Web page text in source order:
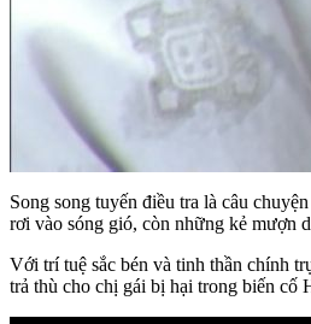
Song song tuyến điều tra là câu
rơi vào sóng gió, còn những kẻ mượn
Với trí tuệ sắc bén và tinh thần chính
trả thù cho chị gái bị hại trong biến cố